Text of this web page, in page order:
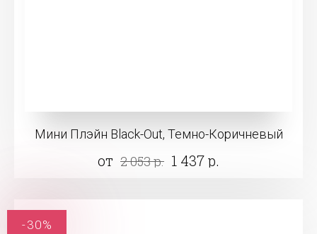
Мини Плэйн Black-Out, Темно-Коричневый
от 2 053 р. 1 437 р.
-30%